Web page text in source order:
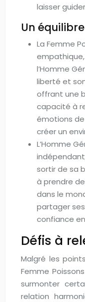
laisser
Un
La Femme
l’Homme
liberté et
offrant une
capacité à
émotions
créer un
L’Homme
sortir de sa
à prendre
dans le
partager
confiance
Défis à
Malgré les
Femme
surmonter
relation